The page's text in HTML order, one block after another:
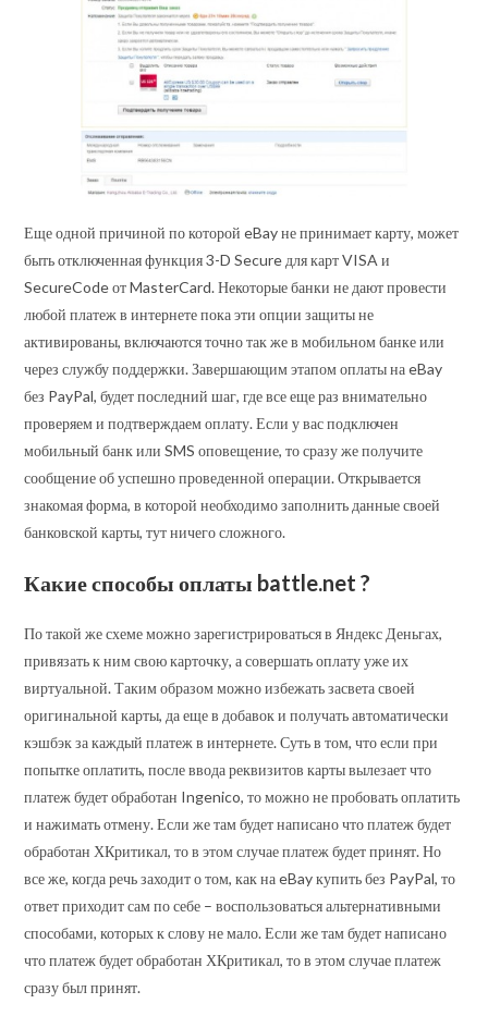
Еще одной причиной по которой eBay не принимает карту, может
быть отключенная функция 3-D Secure для карт VISA и
SecureCode от MasterCard. Некоторые банки не дают провести
любой платеж в интернете пока эти опции защиты не
активированы, включаются точно так же в мобильном банке или
через службу поддержки. Завершающим этапом оплаты на eBay
без PayPal, будет последний шаг, где все еще раз внимательно
проверяем и подтверждаем оплату. Если у вас подключен
мобильный банк или SMS оповещение, то сразу же получите
сообщение об успешно проведенной операции. Открывается
знакомая форма, в которой необходимо заполнить данные своей
банковской карты, тут ничего сложного.
Какие способы оплаты battle.net ?
По такой же схеме можно зарегистрироваться в Яндекс Деньгах,
привязать к ним свою карточку, а совершать оплату уже их
виртуальной. Таким образом можно избежать засвета своей
оригинальной карты, да еще в добавок и получать автоматически
кэшбэк за каждый платеж в интернете. Суть в том, что если при
попытке оплатить, после ввода реквизитов карты вылезает что
платеж будет обработан Ingenico, то можно не пробовать оплатить
и нажимать отмену. Если же там будет написано что платеж будет
обработан ХКритикал, то в этом случае платеж будет принят. Но
все же, когда речь заходит о том, как на eBay купить без PayPal, то
ответ приходит сам по себе – воспользоваться альтернативными
способами, которых к слову не мало. Если же там будет написано
что платеж будет обработан ХКритикал, то в этом случае платеж
сразу был принят.